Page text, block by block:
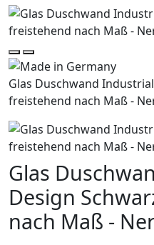
Glas Duschwand
freistehend nach Maß -
Glas
Design
nach Maß -